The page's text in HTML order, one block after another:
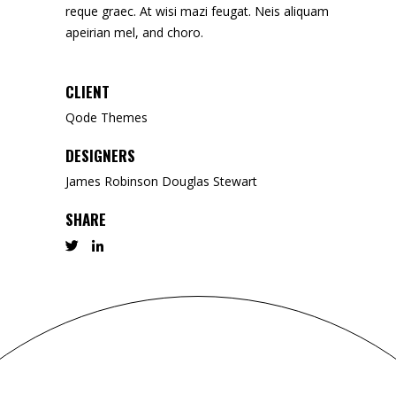
reque graec. At wisi mazi feugat. Neis aliquam
apeirian mel, and choro.
CLIENT
Qode Themes
DESIGNERS
James Robinson Douglas Stewart
SHARE